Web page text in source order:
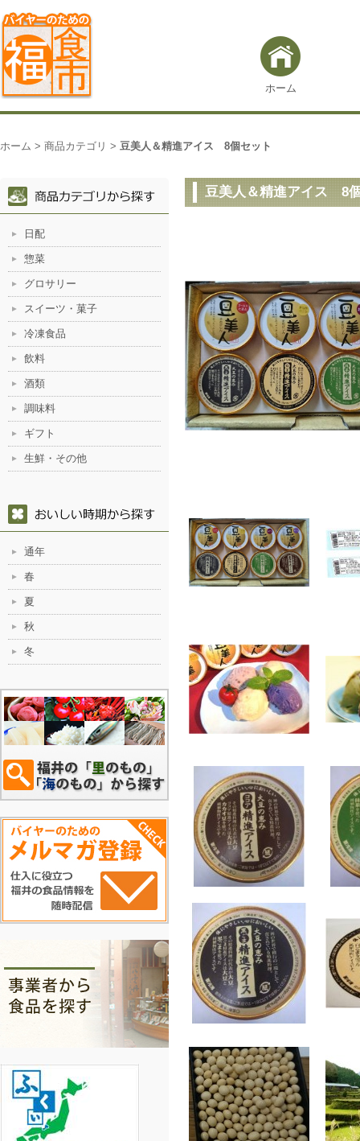
ホーム
ホーム > 商品カテゴリ > 豆美人＆精進アイス 8個セット
豆美人＆精進アイス 8
日配
惣菜
グロサリー
スイーツ・菓子
冷凍食品
飲料
酒類
調味料
ギフト
生鮮・その他
通年
春
夏
秋
冬